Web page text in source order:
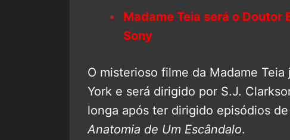
Madame Teia será o Doutor
Sony
O misterioso filme da Madame
York e será dirigido por S.J.
longa após ter dirigido episódios
Anatomia de Um Escândalo.